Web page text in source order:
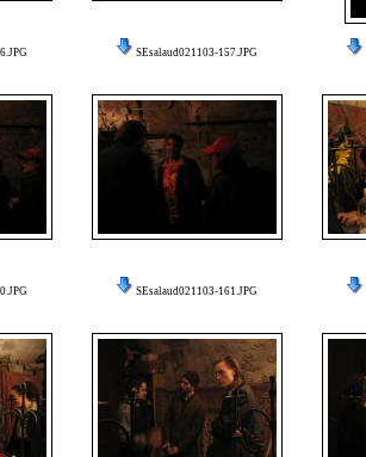
SEsalaud021103-157.JPG
SEsalaud021103-161.JPG